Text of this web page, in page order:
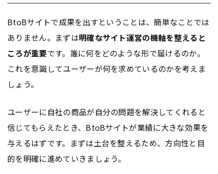
BtoBサイトで成果を出すということは、簡単なことでは
ありません。まずは明確なサイト運営の機軸を整えると
ころが重要です。誰に何をどのような形で届けるのか。
これを意識してユーザーが何を求めているのかを考えま
しょう。
ユーザーに自社の商品が自分の問題を解決してくれると
信じてもらえたとき、 BtoBサイトが業績に大きな効果を
与えるはずです。まずは土台を整えるため、方向性と目
的を明確に進めていきましょう。